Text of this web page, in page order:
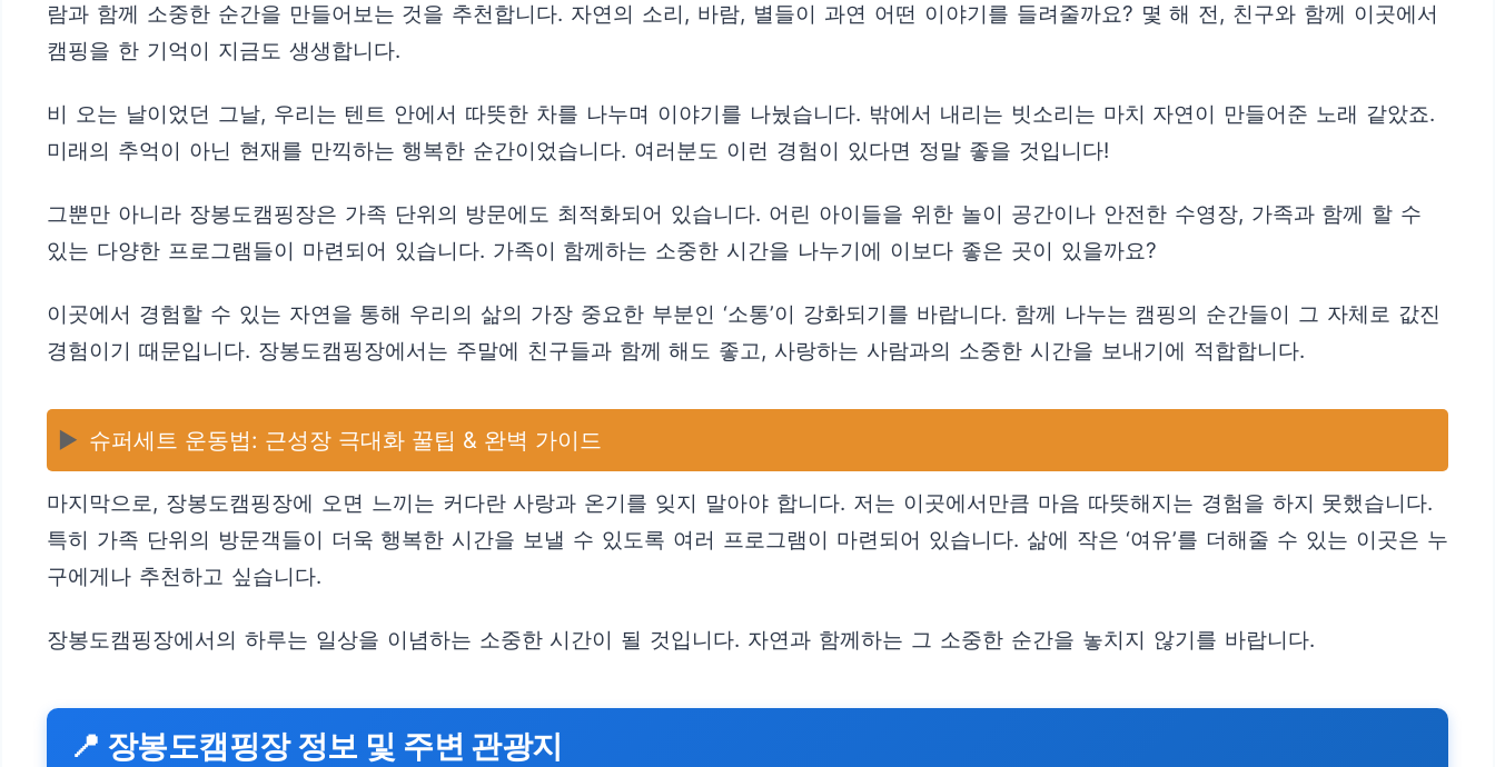
람과 함께 소중한 순간을 만들어보는 것을 추천합니다. 자연의 소리, 바람, 별들이 과연 어떤 이야기를 들려줄까요? 몇 해 전, 친구와 함께 이곳에서
캠핑을 한 기억이 지금도 생생합니다.
비 오는 날이었던 그날, 우리는 텐트 안에서 따뜻한 차를 나누며 이야기를 나눴습니다. 밖에서 내리는 빗소리는 마치 자연이 만들어준 노래 같았죠.
미래의 추억이 아닌 현재를 만끽하는 행복한 순간이었습니다. 여러분도 이런 경험이 있다면 정말 좋을 것입니다!
그뿐만 아니라 장봉도캠핑장은 가족 단위의 방문에도 최적화되어 있습니다. 어린 아이들을 위한 놀이 공간이나 안전한 수영장, 가족과 함께 할 수
있는 다양한 프로그램들이 마련되어 있습니다. 가족이 함께하는 소중한 시간을 나누기에 이보다 좋은 곳이 있을까요?
이곳에서 경험할 수 있는 자연을 통해 우리의 삶의 가장 중요한 부분인 ‘소통’이 강화되기를 바랍니다. 함께 나누는 캠핑의 순간들이 그 자체로 값진
경험이기 때문입니다. 장봉도캠핑장에서는 주말에 친구들과 함께 해도 좋고, 사랑하는 사람과의 소중한 시간을 보내기에 적합합니다.
▶️ 슈퍼세트 운동법: 근성장 극대화 꿀팁 & 완벽 가이드
마지막으로, 장봉도캠핑장에 오면 느끼는 커다란 사랑과 온기를 잊지 말아야 합니다. 저는 이곳에서만큼 마음 따뜻해지는 경험을 하지 못했습니다.
특히 가족 단위의 방문객들이 더욱 행복한 시간을 보낼 수 있도록 여러 프로그램이 마련되어 있습니다. 삶에 작은 ‘여유’를 더해줄 수 있는 이곳은 누
구에게나 추천하고 싶습니다.
장봉도캠핑장에서의 하루는 일상을 이념하는 소중한 시간이 될 것입니다. 자연과 함께하는 그 소중한 순간을 놓치지 않기를 바랍니다.
📍 장봉도캠핑장 정보 및 주변 관광지